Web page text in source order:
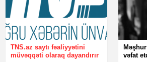
TNS.az saytı fəaliyyətini
müvəqqəti olaraq dayandırır
vəfat